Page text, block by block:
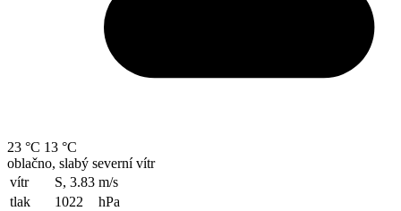
23 °C 13 °C
oblačno, slabý severní vítr
vítr
S, 3.83 m/s
tlak
1022
hPa